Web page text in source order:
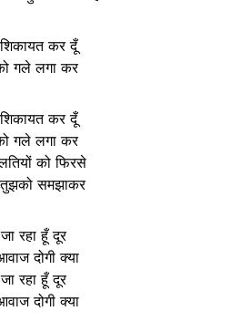
कर दूँ
गले लगा कर
कर दूँ
गले लगा कर
को फिरसे
समझाकर
रहा हूँ दूर
दोगी क्या
रहा हूँ दूर
दोगी क्या